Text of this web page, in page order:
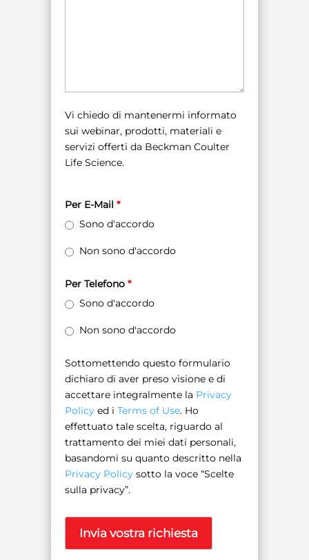
Vi chiedo di mantenermi informato
sui webinar, prodotti, materiali e
servizi offerti da Beckman Coulter
Life Science.
Per E-Mail *
Sono d'accordo
Non sono d'accordo
Per Telefono *
Sono d'accordo
Non sono d'accordo
Sottomettendo questo formulario
dichiaro di aver preso visione e di
accettare integralmente la Privacy
Policyed i Terms of Use. Ho
effettuato tale scelta, riguardo al
trattamento dei miei dati personali,
basandomi su quanto descritto nella
Privacy Policysotto la voce “Scelte
sulla privacy”.